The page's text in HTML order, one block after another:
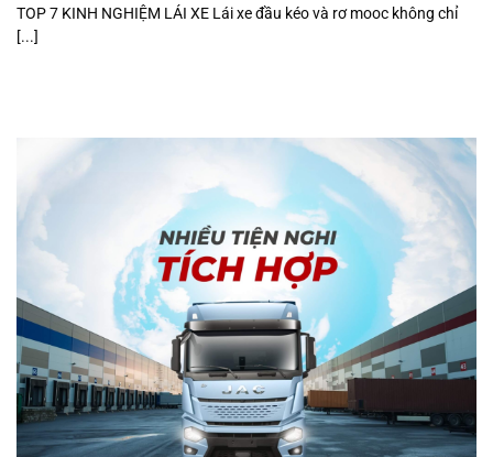
TOP 7 KINH NGHIỆM LÁI XE Lái xe đầu kéo và rơ mooc không chỉ
[...]